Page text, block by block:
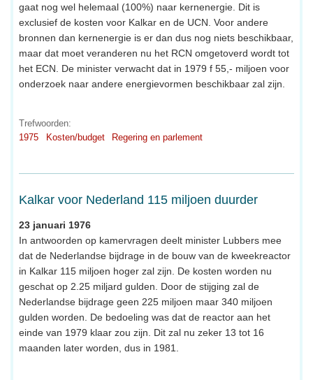
gaat nog wel helemaal (100%) naar kernenergie. Dit is
exclusief de kosten voor Kalkar en de UCN. Voor andere
bronnen dan kernenergie is er dan dus nog niets beschikbaar,
maar dat moet veranderen nu het RCN omgetoverd wordt tot
het ECN. De minister verwacht dat in 1979 f 55,- miljoen voor
onderzoek naar andere energievormen beschikbaar zal zijn.
Trefwoorden:
1975
Kosten/budget Regering en parlement
Kalkar voor Nederland 115 miljoen duurder
23 januari 1976
In antwoorden op kamervragen deelt minister Lubbers mee
dat de Nederlandse bijdrage in de bouw van de kweekreactor
in Kalkar 115 miljoen hoger zal zijn. De kosten worden nu
geschat op 2.25 miljard gulden. Door de stijging zal de
Nederlandse bijdrage geen 225 miljoen maar 340 miljoen
gulden worden. De bedoeling was dat de reactor aan het
einde van 1979 klaar zou zijn. Dit zal nu zeker 13 tot 16
maanden later worden, dus in 1981.